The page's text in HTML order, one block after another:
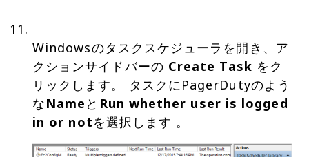
Windowsのタスクスケジューラを開き、ア
クションサイドバーの Create Task をク
リックします。 タスクにPagerDutyのよう
なName と Run whether user is logged
in or not